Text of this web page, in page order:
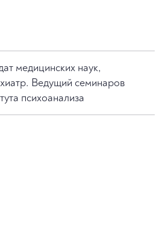
медицинских наук,
Ведущий семинаров
психоанализа